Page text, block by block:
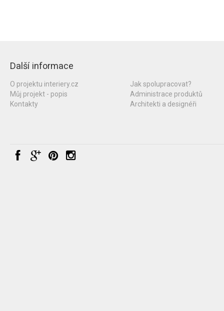
Další informace
O projektu interiery.cz
Můj projekt - popis
Kontakty
Jak spolupracovat?
Administrace produktů
Architekti a designéři